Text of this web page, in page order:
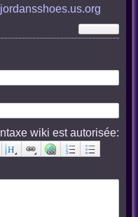
wiki est autorisée: